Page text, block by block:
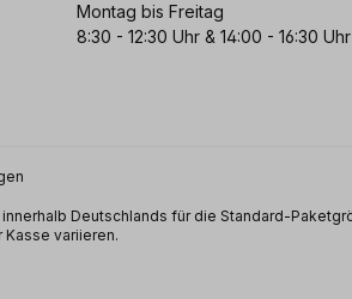
Montag bis Freitag
8:30 - 12:30 Uhr & 14:00 - 16:30 Uhr
Deutschlands für die Standard-
Kasse variieren.